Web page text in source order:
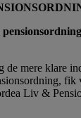
de mere klare
Liv &